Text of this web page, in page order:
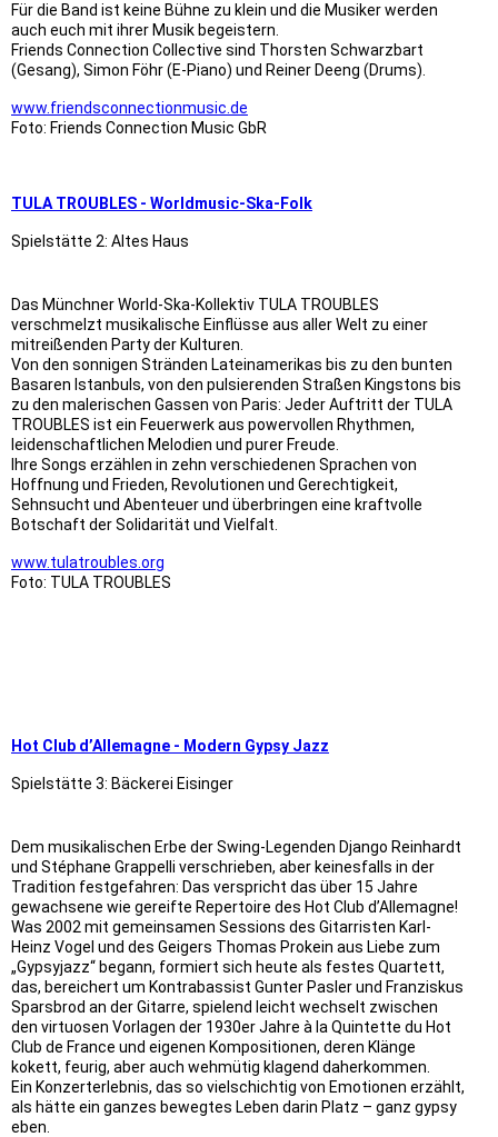
Für die Band ist keine Bühne zu klein und die Musiker werden
auch euch mit ihrer Musik begeistern.
Friends Connection Collective sind Thorsten Schwarzbart
(Gesang), Simon Föhr (E-Piano) und Reiner Deeng (Drums).
www.friendsconnectionmusic.de
Foto: Friends Connection Music GbR
TULA TROUBLES - Worldmusic-Ska-Folk
Spielstätte 2: Altes Haus
Das Münchner World-Ska-Kollektiv TULA TROUBLES
verschmelzt musikalische Einflüsse aus aller Welt zu einer
mitreißenden Party der Kulturen.
Von den sonnigen Stränden Lateinamerikas bis zu den bunten
Basaren Istanbuls, von den pulsierenden Straßen Kingstons bis
zu den malerischen Gassen von Paris: Jeder Auftritt der TULA
TROUBLES ist ein Feuerwerk aus powervollen Rhythmen,
leidenschaftlichen Melodien und purer Freude.
Ihre Songs erzählen in zehn verschiedenen Sprachen von
Hoffnung und Frieden, Revolutionen und Gerechtigkeit,
Sehnsucht und Abenteuer und überbringen eine kraftvolle
Botschaft der Solidarität und Vielfalt.
www.tulatroubles.org
Foto: TULA TROUBLES
Hot Club d’Allemagne - Modern Gypsy Jazz
Spielstätte 3: Bäckerei Eisinger
Dem musikalischen Erbe der Swing-Legenden Django Reinhardt
und Stéphane Grappelli verschrieben, aber keinesfalls in der
Tradition festgefahren: Das verspricht das über 15 Jahre
gewachsene wie gereifte Repertoire des Hot Club d’Allemagne!
Was 2002 mit gemeinsamen Sessions des Gitarristen Karl-
Heinz Vogel und des Geigers Thomas Prokein aus Liebe zum
„Gypsyjazz“ begann, formiert sich heute als festes Quartett,
das, bereichert um Kontrabassist Gunter Pasler und Franziskus
Sparsbrod an der Gitarre, spielend leicht wechselt zwischen
den virtuosen Vorlagen der 1930er Jahre à la Quintette du Hot
Club de France und eigenen Kompositionen, deren Klänge
kokett, feurig, aber auch wehmütig klagend daherkommen.
Ein Konzerterlebnis, das so vielschichtig von Emotionen erzählt,
als hätte ein ganzes bewegtes Leben darin Platz – ganz gypsy
eben.